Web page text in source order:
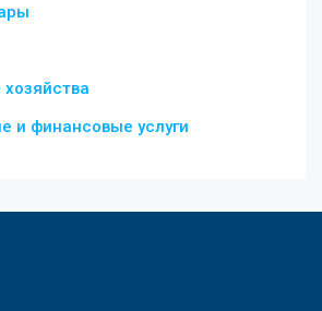
и финансовые услуги